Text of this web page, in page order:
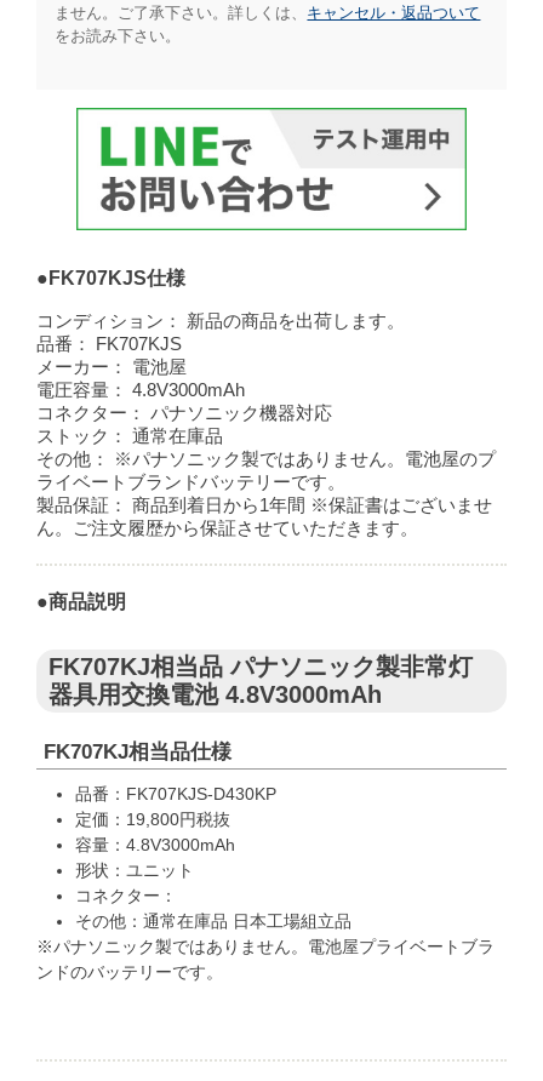
ません。ご了承下さい。詳しくは、 キャンセル・返品ついて
をお読み下さい。​
●FK707KJS仕様
コンディション：
新品の商品を出荷します。
品番：
FK707KJS
メーカー：
電池屋
電圧容量：
4.8V3000mAh
コネクター：
パナソニック機器対応
ストック：
通常在庫品
その他：
※パナソニック製ではありません。電池屋のプ
ライベートブランドバッテリーです。
製品保証：
商品到着日から1年間 ※保証書はございませ
ん。ご注文履歴から保証させていただきます。
●商品説明
FK707KJ相当品 パナソニック製非常灯
器具用交換電池 4.8V3000mAh
FK707KJ相当品仕様
品番：FK707KJS-D430KP
定価：19,800円税抜
容量：4.8V3000mAh
形状：ユニット
コネクター：
その他：通常在庫品 日本工場組立品
※パナソニック製ではありません。電池屋プライベートブラ
ンドのバッテリーです。